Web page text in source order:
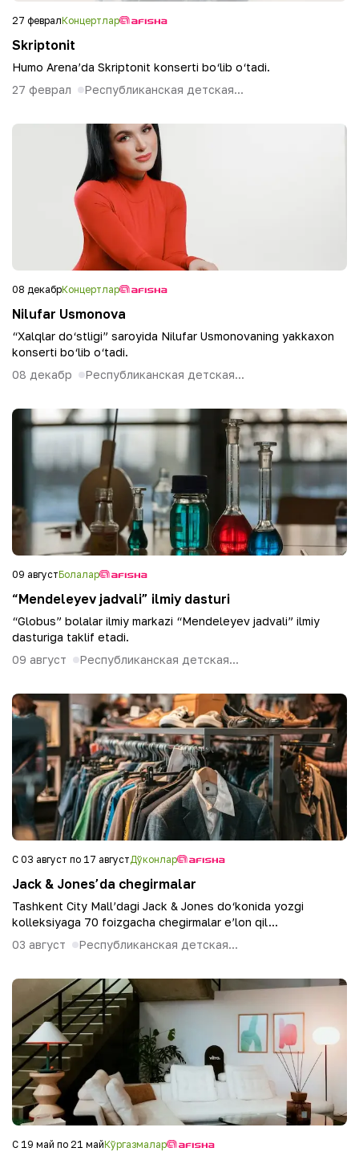
27 февралКонцертлар
Skriptonit
Humo Arena’da Skriptonit konserti bo‘lib o‘tadi.
27 феврал
Республиканская детская...
08 декабрКонцертлар
Nilufar Usmonova
“Xalqlar do‘stligi” saroyida Nilufar Usmonovaning yakkaxon
konserti bo‘lib o‘tadi.
08 декабр
Республиканская детская...
09 августБолалар
“Mendeleyev jadvali” ilmiy dasturi
“Globus” bolalar ilmiy markazi “Mendeleyev jadvali” ilmiy
dasturiga taklif etadi.
09 август
Республиканская детская...
С 03 август по 17 августДўконлар
Jack & Jones’da chegirmalar
Tashkent City Mall’dagi Jack & Jones do‘konida yozgi
kolleksiyaga 70 foizgacha chegirmalar e’lon qil...
03 август
Республиканская детская...
С 19 май по 21 майКўргазмалар